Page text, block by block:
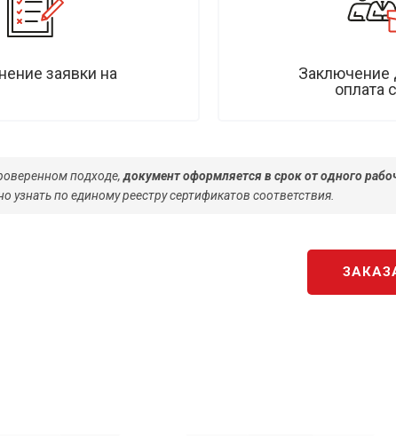
заявки на
Заключение
оплата
подходе,документ оформляется в срок от одного
узнать по единому реестру сертификатов соответствия.